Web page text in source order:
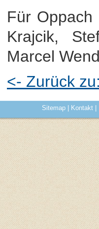
Für Oppach
Krajcik,
Marcel
<- Zurück
Sitemap| Kontakt|